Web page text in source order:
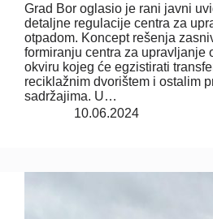
Grad Bor oglasio je rani javni
detaljne regulacije centra za
otpadom. Koncept rešenja
formiranju centra za upravljanje
okviru kojeg će egzistirati
reciklažnim dvorištem i ostalim
sadržajima. U…
10.06.2024